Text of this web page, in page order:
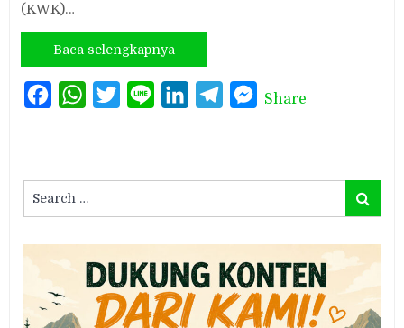
(KWK)…
Baca selengkapnya
FacebookWhatsAppTwitterLine LinkedInTelegramMessenger
Share
for:
Search